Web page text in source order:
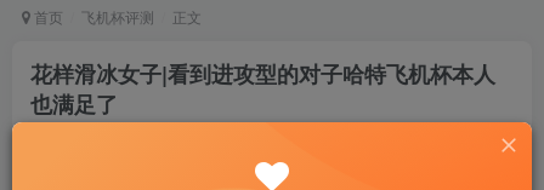
首页 飞机杯评测 正文
花样滑冰女子|看到进攻型的对子哈特飞机杯本人
也满足了